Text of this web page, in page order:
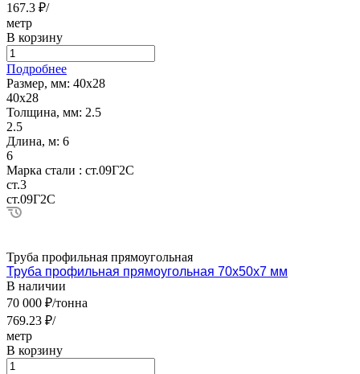
167.3 ₽/
метр
В корзину
Подробнее
Размер, мм: 40х28
40х28
Толщина, мм: 2.5
2.5
Длина, м: 6
6
Марка стали : ст.09Г2С
ст.3
ст.09Г2С
Труба профильная прямоугольная
Труба профильная прямоугольная 70х50х7 мм
В наличии
70 000 ₽/тонна
769.23 ₽/
метр
В корзину